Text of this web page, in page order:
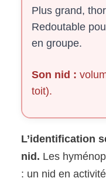
Plus grand,
Redoutable
en groupe.
Son nid :
toit).
L’identification
nid. Les
: un nid en